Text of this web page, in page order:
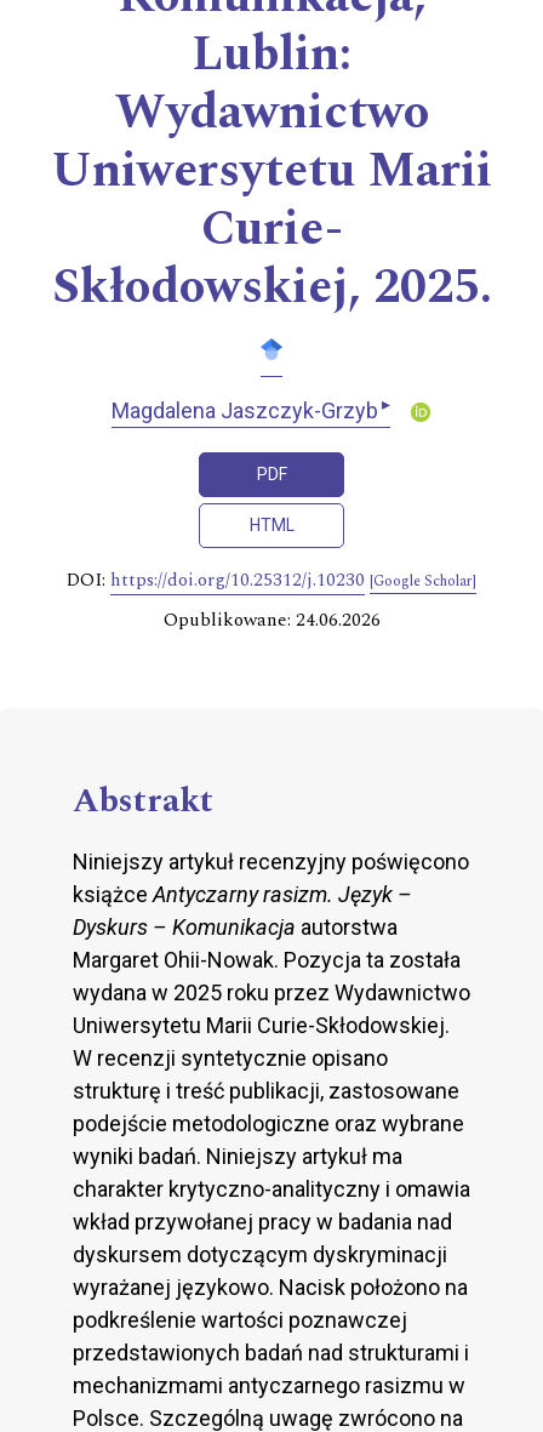
Lublin:
Wydawnictwo
Uniwersytetu Marii
Curie-
Skłodowskiej, 2025.
Magdalena Jaszczyk-Grzyb ▸
PDF
HTML
DOI: https://doi.org/10.25312/j.10230 [Google Scholar]
Opublikowane: 24.06.2026
Abstrakt
Niniejszy artykuł recenzyjny poświęcono
książce Antyczarny rasizm. Język –
Dyskurs – Komunikacja autorstwa
Margaret Ohii-Nowak. Pozycja ta została
wydana w 2025 roku przez Wydawnictwo
Uniwersytetu Marii Curie-Skłodowskiej.
W recenzji syntetycznie opisano
strukturę i treść publikacji, zastosowane
podejście metodologiczne oraz wybrane
wyniki badań. Niniejszy artykuł ma
charakter krytyczno-analityczny i omawia
wkład przywołanej pracy w badania nad
dyskursem dotyczącym dyskryminacji
wyrażanej językowo. Nacisk położono na
podkreślenie wartości poznawczej
przedstawionych badań nad strukturami i
mechanizmami antyczarnego rasizmu w
Polsce. Szczególną uwagę zwrócono na